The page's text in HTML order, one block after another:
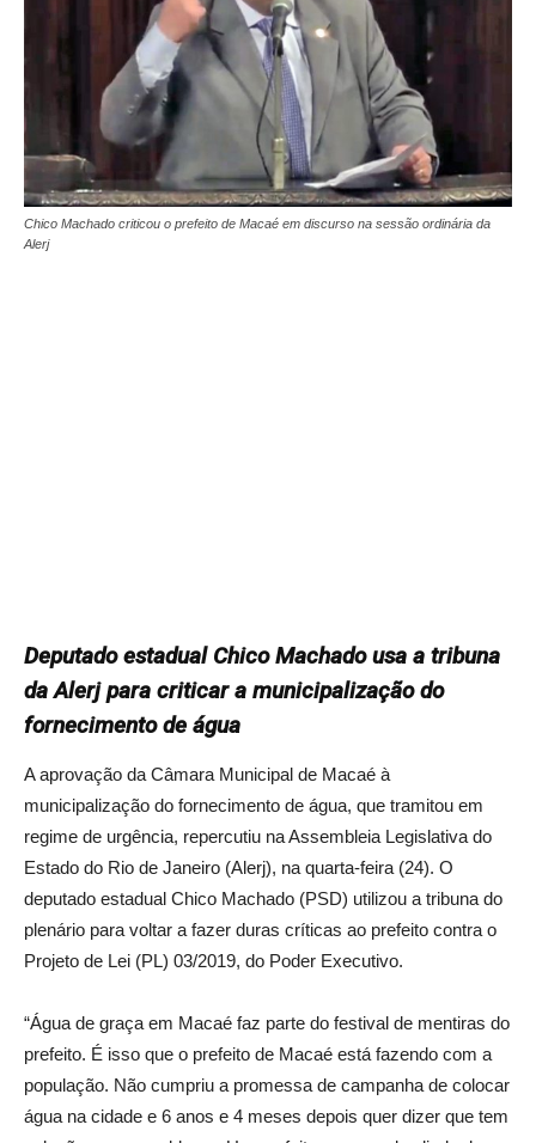
Chico Machado criticou o prefeito de Macaé em discurso na sessão ordinária da
Alerj
Deputado estadual Chico Machado usa a tribuna
da Alerj para criticar a municipalização do
fornecimento de água
A aprovação da Câmara Municipal de Macaé à
municipalização do fornecimento de água, que tramitou em
regime de urgência, repercutiu na Assembleia Legislativa do
Estado do Rio de Janeiro (Alerj), na quarta-feira (24). O
deputado estadual Chico Machado (PSD) utilizou a tribuna do
plenário para voltar a fazer duras críticas ao prefeito contra o
Projeto de Lei (PL) 03/2019, do Poder Executivo.
“Água de graça em Macaé faz parte do festival de mentiras do
prefeito. É isso que o prefeito de Macaé está fazendo com a
população. Não cumpriu a promessa de campanha de colocar
água na cidade e 6 anos e 4 meses depois quer dizer que tem